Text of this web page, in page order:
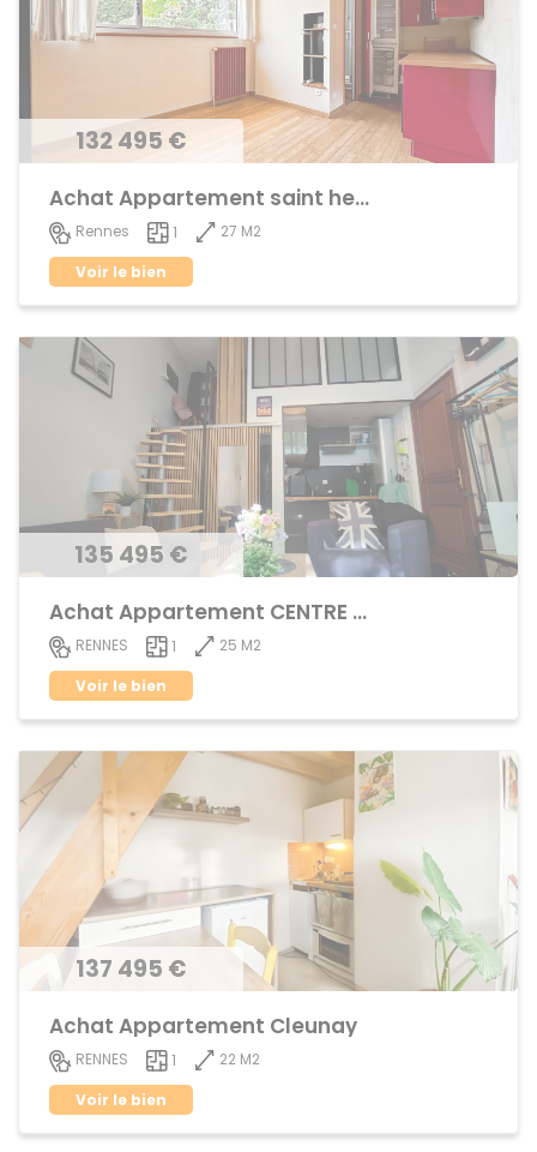
132 495 €
Achat Appartement saint helier
Rennes 1
27 M2
Voir le bien
135 495 €
Achat Appartement CENTRE VILLE
RENNES 1
25 M2
Voir le bien
137 495 €
Achat Appartement Cleunay
RENNES 1
22 M2
Voir le bien